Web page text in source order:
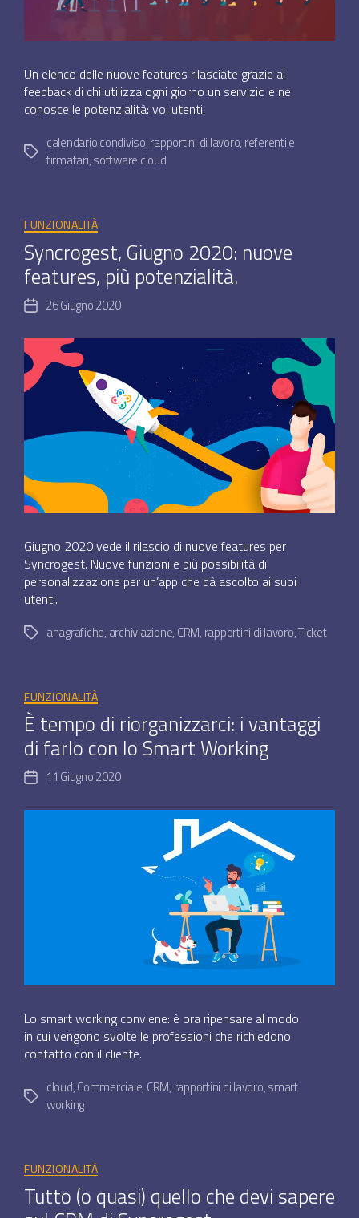
Un elenco delle nuove features rilasciate grazie al
feedback di chi utilizza ogni giorno un servizio e ne
conosce le potenzialità: voi utenti.
Tag
calendario condiviso,rapportini di lavoro, referenti e
firmatari,software cloud
FUNZIONALITÀ
Syncrogest, Giugno 2020: nuove
features, più potenzialità.
Data26 Giugno 2020
Giugno 2020 vede il rilascio di nuove features per
Syncrogest. Nuove funzioni e più possibilità di
personalizzazione per un’app che dà ascolto ai suoi
utenti.
Tag anagrafiche, archiviazione, CRM, rapportini di lavoro,Ticket
FUNZIONALITÀ
È tempo di riorganizzarci: i vantaggi
di farlo con lo Smart Working
Data11 Giugno 2020
Lo smart working conviene: è ora ripensare al modo
in cui vengono svolte le professioni che richiedono
contatto con il cliente.
Tag
cloud,Commerciale, CRM, rapportini di lavoro,smart
working
FUNZIONALITÀ
Tutto (o quasi) quello che devi sapere